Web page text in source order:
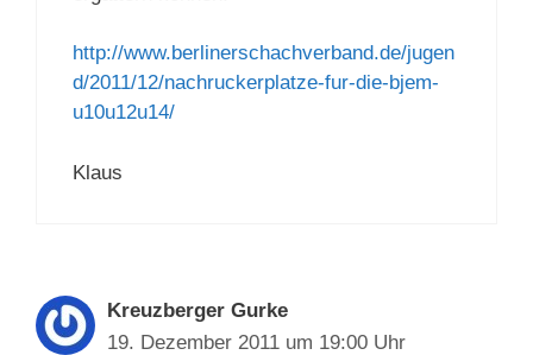
http://www.berlinerschachverband.de/jugen
d/2011/12/nachruckerplatze-fur-die-bjem-
u10u12u14/
Klaus
Kreuzberger Gurke
19. Dezember 2011 um 19:00 Uhr